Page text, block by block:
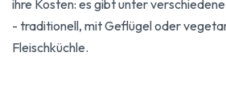
ihre Kosten: es gibt unter
- traditionell, mit Geflügel oder
Fleischküchle.